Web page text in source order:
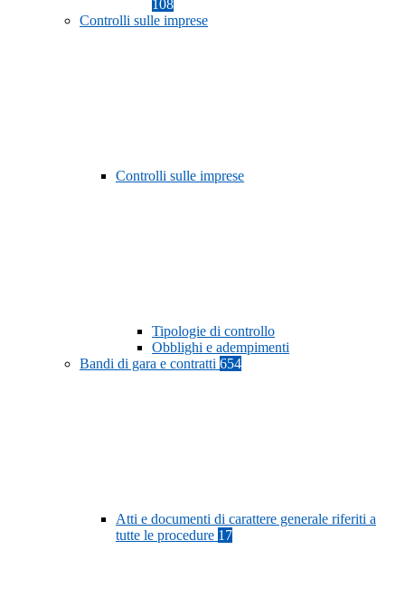
108
Controlli sulle imprese
Controlli sulle imprese
Tipologie di controllo
Obblighi e adempimenti
Bandi di gara e contratti 654
Atti e documenti di carattere generale riferiti a
tutte le procedure 17